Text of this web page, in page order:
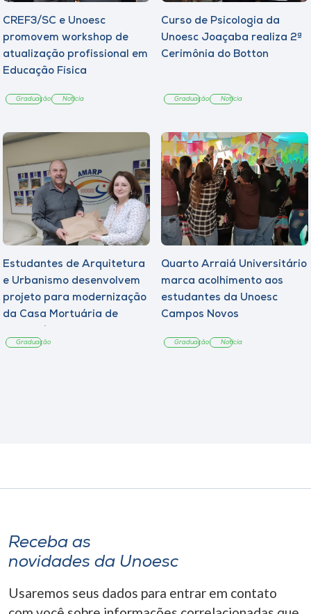
CREF3/SC e Unoesc
promovem workshop de
atualização profissional em
Educação Física
Graduação Notícia
Curso de Psicologia da
Unoesc Joaçaba realiza 2ª
Cerimônia do Botton
Graduação Notícia
Estudantes de Arquitetura
e Urbanismo desenvolvem
projeto para modernização
da Casa Mortuária de
Graduação
Quarto Arraiá Universitário
marca acolhimento aos
estudantes da Unoesc
Campos Novos
Graduação Notícia
Receba as
novidades da Unoesc
Usaremos seus dados para entrar em contato